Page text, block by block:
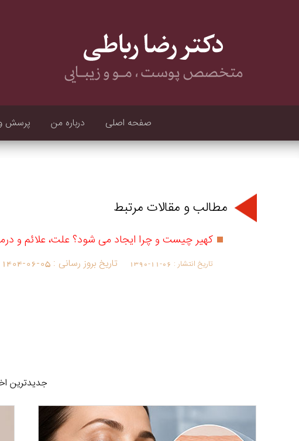
صفحه اصلی درباره من پرسش
مطالب و مقالات مرتبط
کهیر چیست و چرا ایجاد می شود؟ علت، علائم و
تاریخ انتشار : 1390-11-06 تاریخ بروز رسانی : 1404-06-05
جدیدترین